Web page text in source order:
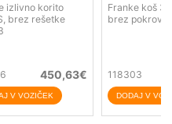
izlivno korito
brez rešetke
450,63€
Franke koš
brez
118303